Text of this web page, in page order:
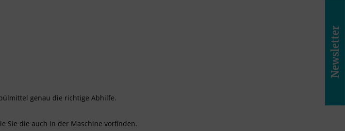
genau die richtige Abhilfe.
Sie die auch in der Maschine vorfinden.
Newsletter